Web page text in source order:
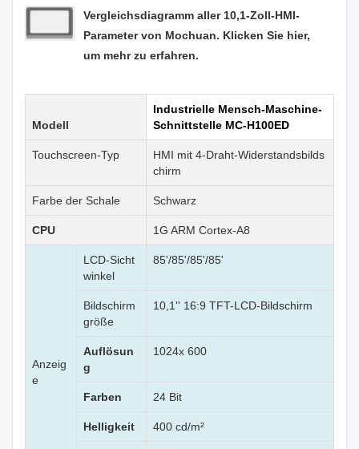
Vergleichsdiagramm aller 10,1-Zoll-HMI-
Parameter von Mochuan. Klicken Sie hier,
um mehr zu erfahren.
Modell
Industrielle Mensch-Maschine-
Schnittstelle MC-H100ED
Touchscreen-Typ
HMI mit 4-Draht-Widerstandsbilds
chirm
Farbe der Schale Schwarz
CPU 1G ARM Cortex-A8
Anzeig
e
LCD-Sicht
winkel
85'/85'/85'/85'
Bildschirm
größe
10,1'' 16:9 TFT-LCD-Bildschirm
Auflösun
g
1024x 600
Farben 24 Bit
Helligkeit 400 cd/m²